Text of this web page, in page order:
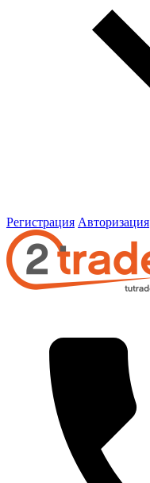
Регистрация Авторизация